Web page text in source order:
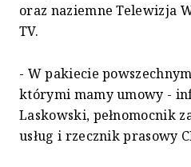
oraz naziemne Telewizja
TV.
- W pakiecie
którymi mamy umowy -
Laskowski, pełnomocnik
usług i rzecznik prasowy